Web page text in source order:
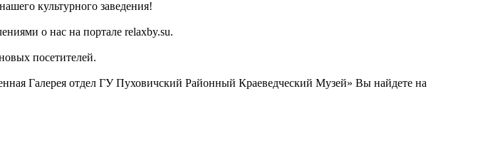
культурного заведения!
о нас на портале relaxby.su.
посетителей.
Галерея отдел ГУ Пуховичский Районный Краеведческий Музей» Вы найдете на